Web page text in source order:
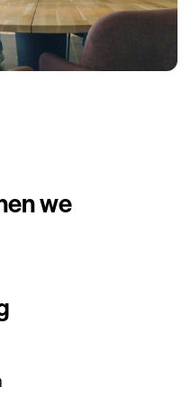
we